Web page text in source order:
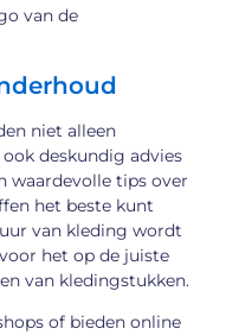
van de
niet alleen
deskundig advies
waardevolle tips over
het beste kunt
van kleding wordt
het op de juiste
van kledingstukken.
of bieden online